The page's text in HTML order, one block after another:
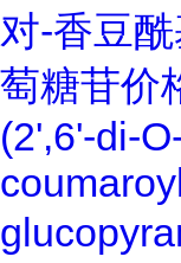
对-香豆
萄糖苷价
(2',6'-di-